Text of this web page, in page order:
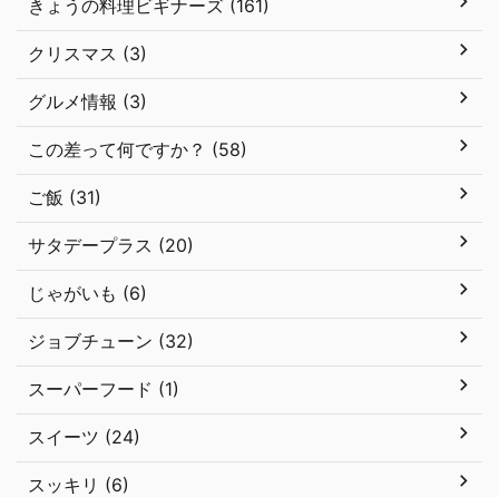
きょうの料理ビギナーズ (161)
クリスマス (3)
グルメ情報 (3)
この差って何ですか？ (58)
ご飯 (31)
サタデープラス (20)
じゃがいも (6)
ジョブチューン (32)
スーパーフード (1)
スイーツ (24)
スッキリ (6)